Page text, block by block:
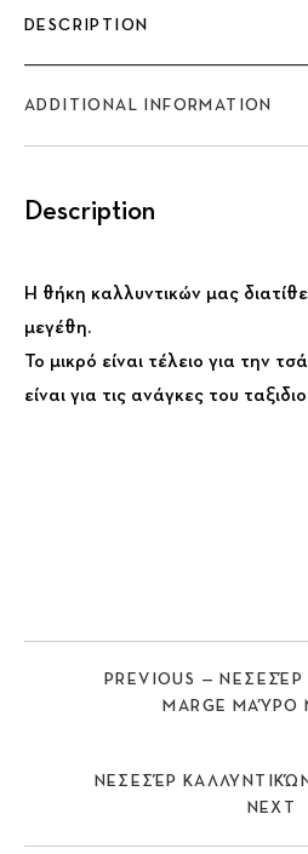
DESCRIPTION
ADDITIONAL INFORMATION
Description
Η θήκη καλλυντικών μας
μεγέθη.
Το μικρό είναι τέλειο για την
είναι για τις ανάγκες του
PREVIOUS —
MARGE ΜΑΎΡΟ
ΝΕΣΕΣΈΡ
NEXT